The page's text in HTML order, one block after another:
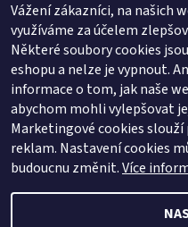
Buďte první, kdo napíše
Přidat komentář
Buďte první, kdo napíše
Přidat hodnocení
Zboží.cz
Vážení zákazníci, na našich
využíváme za účelem
Některé soubory cookies
eshopu a nelze je vypnout.
informace o tom, jak naše
abychom mohli vylepšovat
Marketingové cookies
reklam. Nastavení cookies
budoucnu změnit.Více